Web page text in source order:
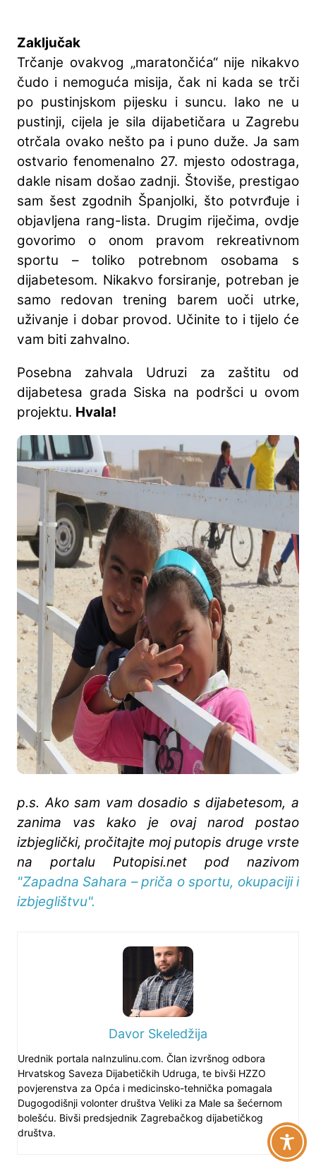
Zaključak
Trčanje ovakvog „maratončića“ nije nikakvo
čudo i nemoguća misija, čak ni kada se trči
po pustinjskom pijesku i suncu. Iako ne u
pustinji, cijela je sila dijabetičara u Zagrebu
otrčala ovako nešto pa i puno duže. Ja sam
ostvario fenomenalno 27. mjesto odostraga,
dakle nisam došao zadnji. Štoviše, prestigao
sam šest zgodnih Španjolki, što potvrđuje i
objavljena rang-lista. Drugim riječima, ovdje
govorimo o onom pravom rekreativnom
sportu – toliko potrebnom osobama s
dijabetesom. Nikakvo forsiranje, potreban je
samo redovan trening barem uoči utrke,
uživanje i dobar provod. Učinite to i tijelo će
vam biti zahvalno.
Posebna zahvala Udruzi za zaštitu od
dijabetesa grada Siska na podršci u ovom
projektu. Hvala!
p.s. Ako sam vam dosadio s dijabetesom, a
zanima vas kako je ovaj narod postao
izbjeglički, pročitajte moj putopis druge vrste
na portalu Putopisi.net pod nazivom
"Zapadna Sahara – priča o sportu, okupaciji i
izbjeglištvu".
Davor Skeledžija
Urednik portala naInzulinu.com. Član izvršnog odbora
Hrvatskog Saveza Dijabetičkih Udruga, te bivši HZZO
povjerenstva za Opća i medicinsko-tehnička pomagala
Dugogodišnji volonter društva Veliki za Male sa šećernom
bolešću. Bivši predsjednik Zagrebačkog dijabetičkog
društva.